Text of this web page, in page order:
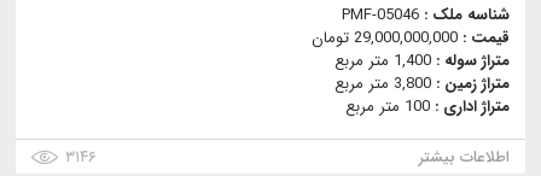
شناسه ملک : PMF-05046
قیمت : 29,000,000,000 تومان
متراژ سوله : 1,400 متر مربع
متراژ زمین : 3,800 متر مربع
متراژ اداری : 100 متر مربع
اطلاعات بیشتر
۳۱۴۶